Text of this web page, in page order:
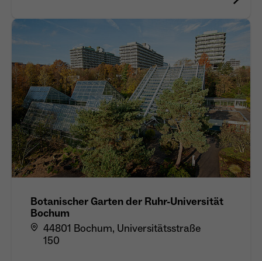
Botanischer Garten der Ruhr-Universität
Bochum
44801 Bochum, Universitätsstraße
150